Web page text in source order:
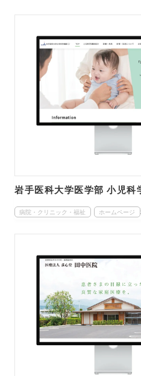
岩手医科大学医学部 小児科
病院・クリニック・福祉 ホームページ